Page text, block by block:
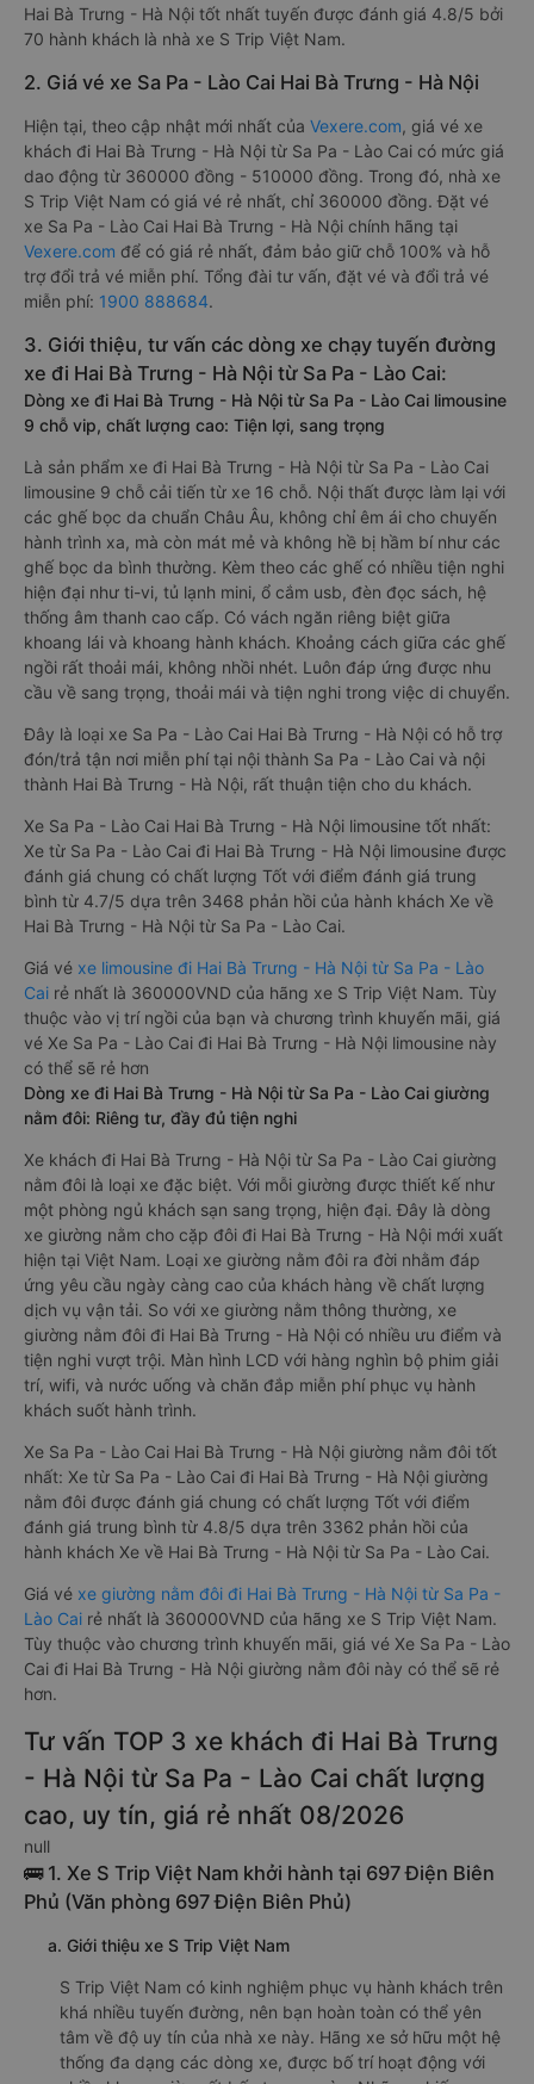
Hai Bà Trưng - Hà Nội tốt nhất tuyến được đánh giá 4.8/5 bởi
70 hành khách là nhà xe S Trip Việt Nam.
2. Giá vé xe Sa Pa - Lào Cai Hai Bà Trưng - Hà Nội
Hiện tại, theo cập nhật mới nhất của Vexere.com, giá vé xe
khách đi Hai Bà Trưng - Hà Nội từ Sa Pa - Lào Cai có mức giá
dao động từ 360000 đồng - 510000 đồng. Trong đó, nhà xe
S Trip Việt Nam có giá vé rẻ nhất, chỉ 360000 đồng. Đặt vé
xe Sa Pa - Lào Cai Hai Bà Trưng - Hà Nội chính hãng tại
Vexere.com để có giá rẻ nhất, đảm bảo giữ chỗ 100% và hỗ
trợ đổi trả vé miễn phí. Tổng đài tư vấn, đặt vé và đổi trả vé
miễn phí: 1900 888684.
3. Giới thiệu, tư vấn các dòng xe chạy tuyến đường
xe đi Hai Bà Trưng - Hà Nội từ Sa Pa - Lào Cai:
Dòng xe đi Hai Bà Trưng - Hà Nội từ Sa Pa - Lào Cai limousine
9 chỗ vip, chất lượng cao: Tiện lợi, sang trọng
Là sản phẩm xe đi Hai Bà Trưng - Hà Nội từ Sa Pa - Lào Cai
limousine 9 chỗ cải tiến từ xe 16 chỗ. Nội thất được làm lại với
các ghế bọc da chuẩn Châu Âu, không chỉ êm ái cho chuyến
hành trình xa, mà còn mát mẻ và không hề bị hầm bí như các
ghế bọc da bình thường. Kèm theo các ghế có nhiều tiện nghi
hiện đại như ti-vi, tủ lạnh mini, ổ cắm usb, đèn đọc sách, hệ
thống âm thanh cao cấp. Có vách ngăn riêng biệt giữa
khoang lái và khoang hành khách. Khoảng cách giữa các ghế
ngồi rất thoải mái, không nhồi nhét. Luôn đáp ứng được nhu
cầu về sang trọng, thoải mái và tiện nghi trong việc di chuyển.
Đây là loại xe Sa Pa - Lào Cai Hai Bà Trưng - Hà Nội có hỗ trợ
đón/trả tận nơi miễn phí tại nội thành Sa Pa - Lào Cai và nội
thành Hai Bà Trưng - Hà Nội, rất thuận tiện cho du khách.
Xe Sa Pa - Lào Cai Hai Bà Trưng - Hà Nội limousine tốt nhất:
Xe từ Sa Pa - Lào Cai đi Hai Bà Trưng - Hà Nội limousine được
đánh giá chung có chất lượng Tốt với điểm đánh giá trung
bình từ 4.7/5 dựa trên 3468 phản hồi của hành khách Xe về
Hai Bà Trưng - Hà Nội từ Sa Pa - Lào Cai.
Giá vé xe limousine đi Hai Bà Trưng - Hà Nội từ Sa Pa - Lào
Cai rẻ nhất là 360000VND của hãng xe S Trip Việt Nam. Tùy
thuộc vào vị trí ngồi của bạn và chương trình khuyến mãi, giá
vé Xe Sa Pa - Lào Cai đi Hai Bà Trưng - Hà Nội limousine này
có thể sẽ rẻ hơn
Dòng xe đi Hai Bà Trưng - Hà Nội từ Sa Pa - Lào Cai giường
nằm đôi: Riêng tư, đầy đủ tiện nghi
Xe khách đi Hai Bà Trưng - Hà Nội từ Sa Pa - Lào Cai giường
nằm đôi là loại xe đặc biệt. Với mỗi giường được thiết kế như
một phòng ngủ khách sạn sang trọng, hiện đại. Đây là dòng
xe giường nằm cho cặp đôi đi Hai Bà Trưng - Hà Nội mới xuất
hiện tại Việt Nam. Loại xe giường nằm đôi ra đời nhằm đáp
ứng yêu cầu ngày càng cao của khách hàng về chất lượng
dịch vụ vận tải. So với xe giường nằm thông thường, xe
giường nằm đôi đi Hai Bà Trưng - Hà Nội có nhiều ưu điểm và
tiện nghi vượt trội. Màn hình LCD với hàng nghìn bộ phim giải
trí, wifi, và nước uống và chăn đắp miễn phí phục vụ hành
khách suốt hành trình.
Xe Sa Pa - Lào Cai Hai Bà Trưng - Hà Nội giường nằm đôi tốt
nhất: Xe từ Sa Pa - Lào Cai đi Hai Bà Trưng - Hà Nội giường
nằm đôi được đánh giá chung có chất lượng Tốt với điểm
đánh giá trung bình từ 4.8/5 dựa trên 3362 phản hồi của
hành khách Xe về Hai Bà Trưng - Hà Nội từ Sa Pa - Lào Cai.
Giá vé xe giường nằm đôi đi Hai Bà Trưng - Hà Nội từ Sa Pa -
Lào Cai rẻ nhất là 360000VND của hãng xe S Trip Việt Nam.
Tùy thuộc vào chương trình khuyến mãi, giá vé Xe Sa Pa - Lào
Cai đi Hai Bà Trưng - Hà Nội giường nằm đôi này có thể sẽ rẻ
hơn.
Tư vấn TOP 3 xe khách đi Hai Bà Trưng
- Hà Nội từ Sa Pa - Lào Cai chất lượng
cao, uy tín, giá rẻ nhất 08/2026
null
🚌 1. Xe S Trip Việt Nam khởi hành tại 697 Điện Biên
Phủ (Văn phòng 697 Điện Biên Phủ)
a. Giới thiệu xe S Trip Việt Nam
S Trip Việt Nam có kinh nghiệm phục vụ hành khách trên
khá nhiều tuyến đường, nên bạn hoàn toàn có thể yên
tâm về độ uy tín của nhà xe này. Hãng xe sở hữu một hệ
thống đa dạng các dòng xe, được bố trí hoạt động với